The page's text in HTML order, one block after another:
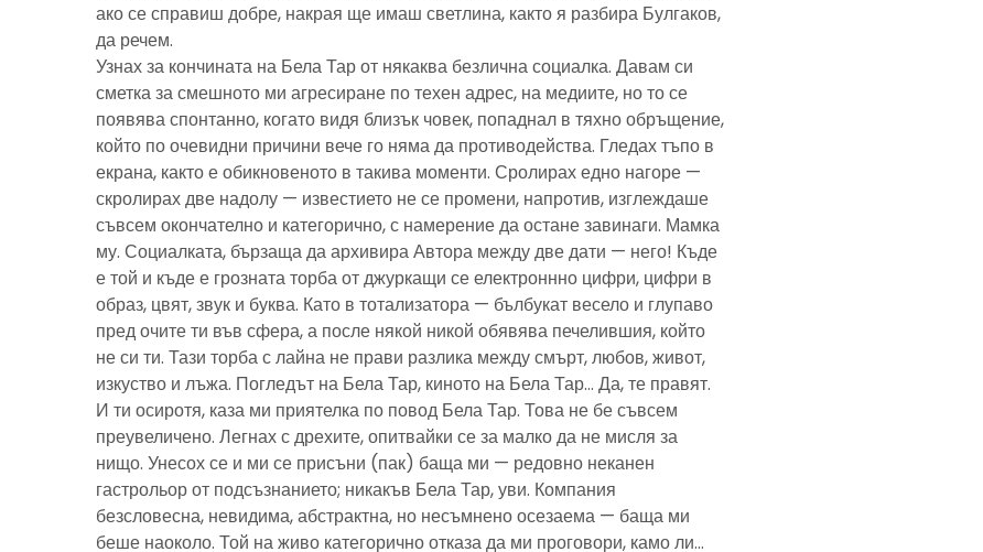
ако се справиш добре, накрая ще имаш светлина, както я разбира Булгаков,
да речем.
Узнах за кончината на Бела Тар от някаква безлична социалка. Давам си
сметка за смешното ми агресиране по техен адрес, на медиите, но то се
появява спонтанно, когато видя близък човек, попаднал в тяхно обръщение,
който по очевидни причини вече го няма да противодейства. Гледах тъпо в
екрана, както е обикновеното в такива моменти. Сролирах едно нагоре —
скролирах две надолу — известието не се промени, напротив, изглеждаше
съвсем окончателно и категорично, с намерение да остане завинаги. Мамка
му. Социалката, бързаща да архивира Автора между две дати — него! Къде
е той и къде е грозната торба от джуркащи се електроннно цифри, цифри в
образ, цвят, звук и буква. Като в тотализатора — бълбукат весело и глупаво
пред очите ти във сфера, а после някой никой обявява печелившия, който
не си ти. Тази торба с лайна не прави разлика между смърт, любов, живот,
изкуство и лъжа. Погледът на Бела Тар, киното на Бела Тар… Да, те правят.
И ти осиротя, каза ми приятелка по повод Бела Тар. Това не бе съвсем
преувеличено. Легнах с дрехите, опитвайки се за малко да не мисля за
нищо. Унесох се и ми се присъни (пак) баща ми — редовно неканен
гастрольор от подсъзнанието; никакъв Бела Тар, уви. Компания
безсловесна, невидима, абстрактна, но несъмнено осезаема — баща ми
беше наоколо. Той на живо категорично отказа да ми проговори, камо ли…